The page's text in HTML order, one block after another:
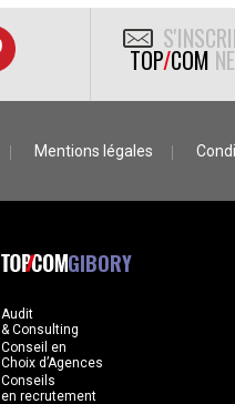
TOP/COM
Mentions légales
GIBORY
Audit
& Consulting
Conseil en
Choix d’Agences
Conseils
en recrutement